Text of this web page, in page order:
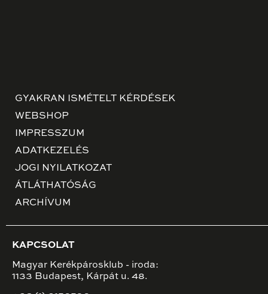
GYAKRAN ISMÉTELT KÉRDÉSEK
WEBSHOP
IMPRESSZUM
ADATKEZELÉS
JOGI NYILATKOZAT
ÁTLÁTHATÓSÁG
ARCHÍVUM
KAPCSOLAT
Magyar Kerékpárosklub - iroda:
1133 Budapest, Kárpát u. 48.